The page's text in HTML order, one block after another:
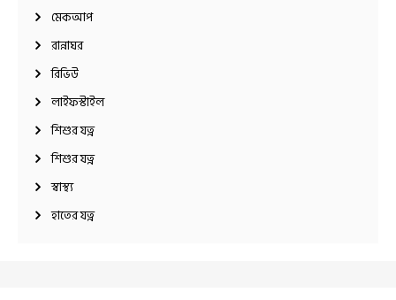
মেকআপ
রান্নাঘর
রিভিউ
লাইফস্টাইল
শিশুর যত্ন
শিশুর যত্ন
স্বাস্থ্য
হাতের যত্ন